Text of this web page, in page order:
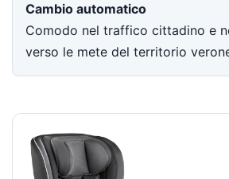
Cambio automatico
Comodo nel traffico cittadino e
verso le mete del territorio